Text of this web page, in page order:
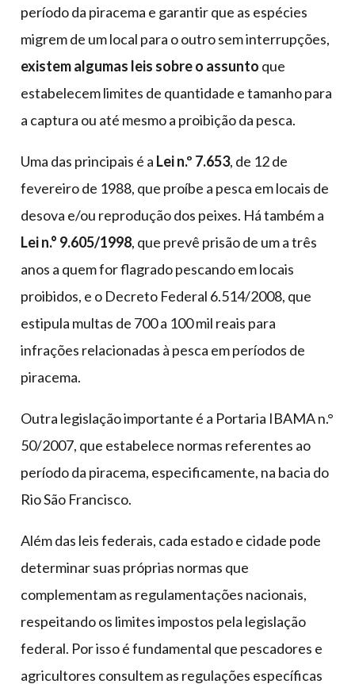
período da piracema e garantir que as espécies
migrem de um local para o outro sem interrupções,
existem algumas leis sobre o assunto que
estabelecem limites de quantidade e tamanho para
a captura ou até mesmo a proibição da pesca.
Uma das principais é a Lei n.º 7.653, de 12 de
fevereiro de 1988, que proíbe a pesca em locais de
desova e/ou reprodução dos peixes. Há também a
Lei n.° 9.605/1998, que prevê prisão de um a três
anos a quem for flagrado pescando em locais
proibidos, e o Decreto Federal 6.514/2008, que
estipula multas de 700 a 100 mil reais para
infrações relacionadas à pesca em períodos de
piracema.
Outra legislação importante é a Portaria IBAMA n.°
50/2007, que estabelece normas referentes ao
período da piracema, especificamente, na bacia do
Rio São Francisco.
Além das leis federais, cada estado e cidade pode
determinar suas próprias normas que
complementam as regulamentações nacionais,
respeitando os limites impostos pela legislação
federal. Por isso é fundamental que pescadores e
agricultores consultem as regulações específicas